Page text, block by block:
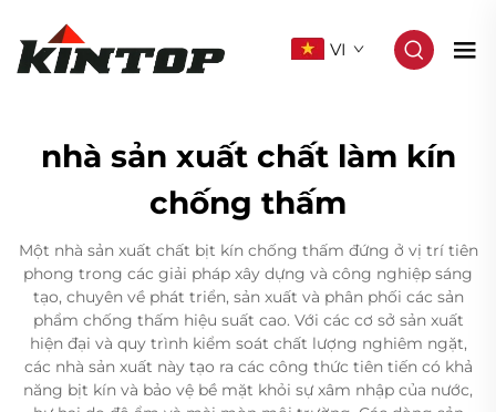
VI
nhà sản xuất chất làm kín
chống thấm
Một nhà sản xuất chất bịt kín chống thấm đứng ở vị trí tiên
phong trong các giải pháp xây dựng và công nghiệp sáng
tạo, chuyên về phát triển, sản xuất và phân phối các sản
phẩm chống thấm hiệu suất cao. Với các cơ sở sản xuất
hiện đại và quy trình kiểm soát chất lượng nghiêm ngặt,
các nhà sản xuất này tạo ra các công thức tiên tiến có khả
năng bịt kín và bảo vệ bề mặt khỏi sự xâm nhập của nước,